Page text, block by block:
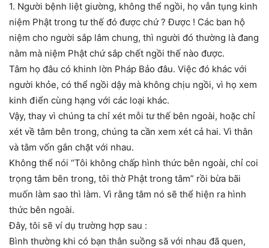
1. Người bệnh liệt giường, không thể ngồi, họ vẫn tụng kinh
niệm Phật trong tư thế đó được chứ ? Được ! Các ban hộ
niệm cho người sắp lâm chung, thì người đó thường là đang
nằm mà niệm Phật chứ sắp chết ngồi thế nào được.
Tâm họ đâu có khinh lờn Pháp Bảo đâu. Việc đó khác với
người khỏe, có thể ngồi dậy mà không chịu ngồi, vì họ xem
kinh điển cùng hạng với các loại khác.
Vậy, thay vì chúng ta chỉ xét mỗi tư thế bên ngoài, hoặc chỉ
xét về tâm bên trong, chúng ta cần xem xét cả hai. Vì thân
và tâm vốn gắn chặt với nhau.
Không thể nói “Tôi không chấp hình thức bên ngoài, chỉ coi
trọng tâm bên trong, tôi thờ Phật trong tâm” rồi bừa bãi
muốn làm sao thì làm. Vì rằng tâm nó sẽ thể hiện ra hình
thức bên ngoài.
Đây, tôi sẽ ví dụ trường hợp sau :
Bình thường khi có bạn thân suồng sã với nhau đã quen,